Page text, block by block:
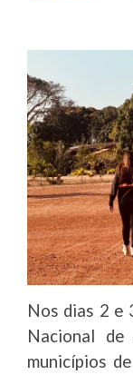
Nos dias 2 e
Nacional
municípios